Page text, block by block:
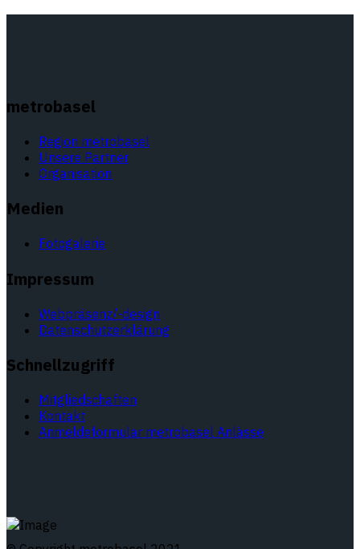
metrobasel
Region metrobasel
Unsere Partner
Organisation
Medien
Fotogalerie
Impressum
Webpräsenz/-design
Datenschutzerklärung
Schnellzugriff
Mitgliedschaften
Kontakt
Anmeldeformular metrobasel Anlässe